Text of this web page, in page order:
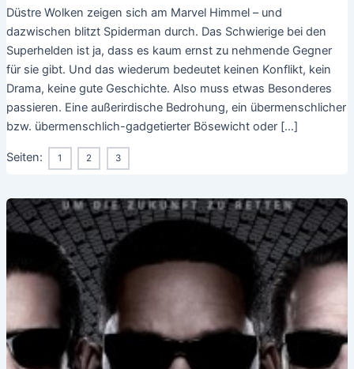
Düstre Wolken zeigen sich am Marvel Himmel – und
dazwischen blitzt Spiderman durch. Das Schwierige bei den
Superhelden ist ja, dass es kaum ernst zu nehmende Gegner
für sie gibt. Und das wiederum bedeutet keinen Konflikt, kein
Drama, keine gute Geschichte. Also muss etwas Besonderes
passieren. Eine außerirdische Bedrohung, ein übermenschlicher
bzw. übermenschlich-gadgetierter Bösewicht oder […]
Seiten: 1 2 3